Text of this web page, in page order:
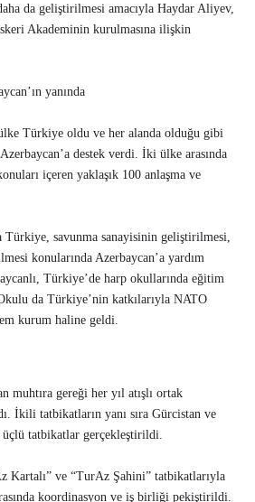
da geliştirilmesi amacıyla Haydar Aliyev,
Akademinin kurulmasına ilişkin
yanında
Türkiye oldu ve her alanda olduğu gibi
destek verdi. İki ülke arasında
içeren yaklaşık 100 anlaşma ve
Türkiye, savunma sanayisinin geliştirilmesi,
konularında Azerbaycan’a yardım
Türkiye’de harp okullarında eğitim
da Türkiye’nin katkılarıyla NATO
kurum haline geldi.
muhtıra gereği her yıl atışlı ortak
İkili tatbikatların yanı sıra Gürcistan ve
üçlü tatbikatlar gerçekleştirildi.
Kartalı” ve “TurAz Şahini” tatbikatlarıyla
koordinasyon ve iş birliği pekiştirildi.